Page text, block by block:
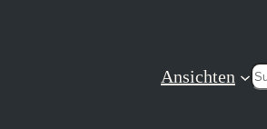
Ansichten